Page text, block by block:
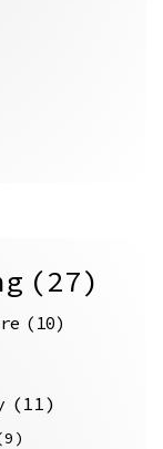
(27)
(10)
(11)